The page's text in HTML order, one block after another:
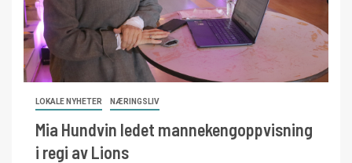
LOKALE NYHETER NÆRINGSLIV
Mia Hundvin ledet mannekengoppvisning
i regi av Lions